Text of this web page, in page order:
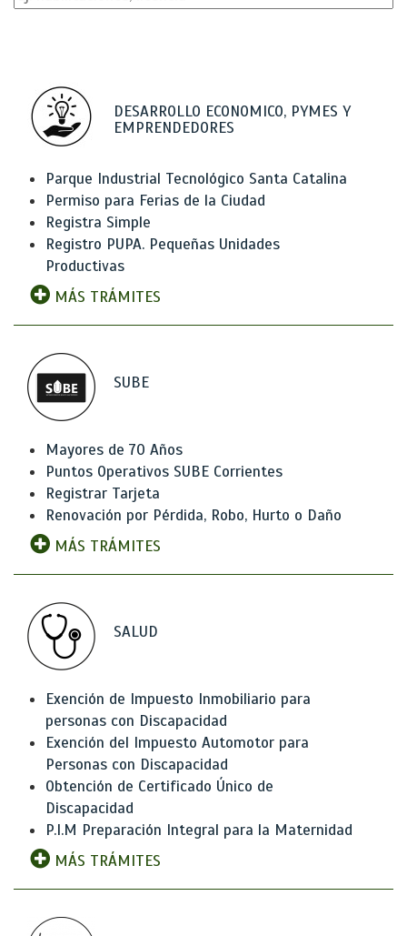
DESARROLLO ECONOMICO, PYMES Y
EMPRENDEDORES
Parque Industrial Tecnológico Santa Catalina
Permiso para Ferias de la Ciudad
Registra Simple
Registro PUPA. Pequeñas Unidades
Productivas
MÁS TRÁMITES
SUBE
Mayores de 70 Años
Puntos Operativos SUBE Corrientes
Registrar Tarjeta
Renovación por Pérdida, Robo, Hurto o Daño
MÁS TRÁMITES
SALUD
Exención de Impuesto Inmobiliario para
personas con Discapacidad
Exención del Impuesto Automotor para
Personas con Discapacidad
Obtención de Certificado Único de
Discapacidad
P.I.M Preparación Integral para la Maternidad
MÁS TRÁMITES